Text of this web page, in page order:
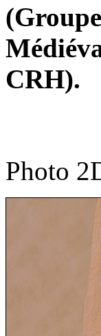
CRH).
Photo